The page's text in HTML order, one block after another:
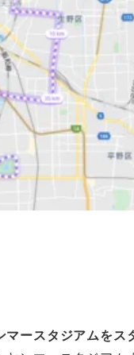
マースタジアムをス